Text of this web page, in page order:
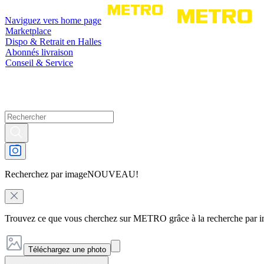
Naviguez vers home page
Marketplace
Dispo & Retrait en Halles
Abonnés livraison
Conseil & Service
Recherchez par imageNOUVEAU!
Trouvez ce que vous cherchez sur METRO grâce à la recherche par
Téléchargez une photo